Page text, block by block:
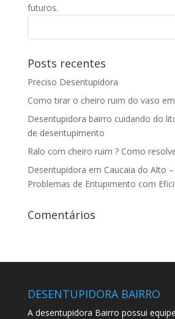
futuros.
Posts recentes
Preciso Desentupidora
Como tirar o cheiro ruim do vaso
Desentupidora bairro cuidando do
de desentupimento
Ralo com cheiro ruim ? Como
Desentupidora em Caucaia do Alto
Problemas de Entupimento com
Comentários
DESENTUPIDORA BAIRRO
A desentupidora Bairro possui